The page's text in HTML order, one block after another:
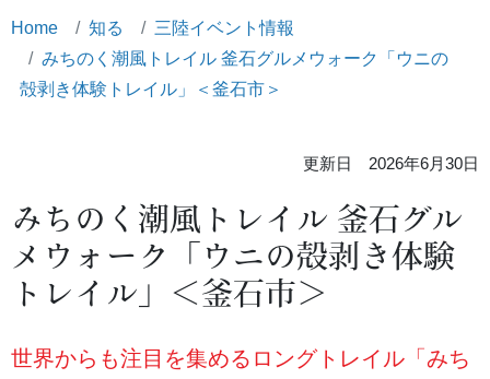
Home 知る
三陸イベント情報
みちのく潮風トレイル 釜石グルメウォーク「ウニの
殻剥き体験トレイル」＜釜石市＞
更新日 2026年6月30日
みちのく潮風トレイル 釜石グル
メウォーク「ウニの殻剥き体験
トレイル」＜釜石市＞
世界からも注目を集めるロングトレイル「みち